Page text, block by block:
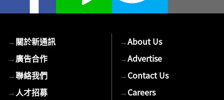
→關於新通訊
→廣告合作
→聯絡我們
→人才招募
→About Us
→Advertise
→Contact Us
→Careers